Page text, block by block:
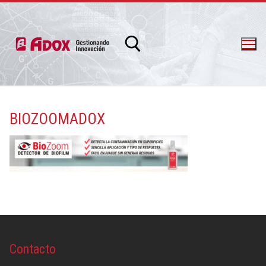
info@adox.com.ar whatsapp: 54 9 11 6230 2470
BIOZOOMADOX
Contacto